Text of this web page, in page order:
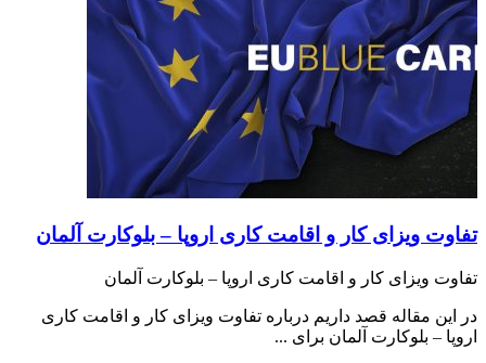
تفاوت ویزای کار و اقامت کاری اروپا – بلوکارت آلمان
تفاوت ویزای کار و اقامت کاری اروپا – بلوکارت آلمان
در این مقاله قصد داریم درباره تفاوت ویزای کار و اقامت کاری
اروپا – بلوکارت آلمان برای ...